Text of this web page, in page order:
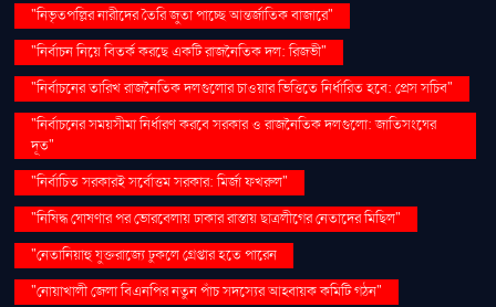
"নিভৃতপল্লির নারীদের তৈরি জুতা পাচ্ছে আন্তর্জাতিক বাজারে"
"নির্বাচন নিয়ে বিতর্ক করছে একটি রাজনৈতিক দল: রিজভী"
"নির্বাচনের তারিখ রাজনৈতিক দলগুলোর চাওয়ার ভিত্তিতে নির্ধারিত হবে: প্রেস সচিব"
"নির্বাচনের সময়সীমা নির্ধারণ করবে সরকার ও রাজনৈতিক দলগুলো: জাতিসংঘের
দূত"
"নির্বাচিত সরকারই সর্বোত্তম সরকার: মির্জা ফখরুল"
"নিষিদ্ধ ঘোষণার পর ভোরবেলায় ঢাকার রাস্তায় ছাত্রলীগের নেতাদের মিছিল"
"নেতানিয়াহু যুক্তরাজ্যে ঢুকলে গ্রেপ্তার হতে পারেন
"নোয়াখালী জেলা বিএনপির নতুন পাঁচ সদস্যের আহ্বায়ক কমিটি গঠন"